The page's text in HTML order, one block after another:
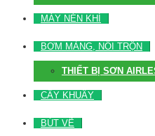
MÁY NÉN KHÍ
BƠM MÀNG, NỒI TRỘN
THIẾT BỊ SƠN
CÂY KHUẤY
BÚT VẼ